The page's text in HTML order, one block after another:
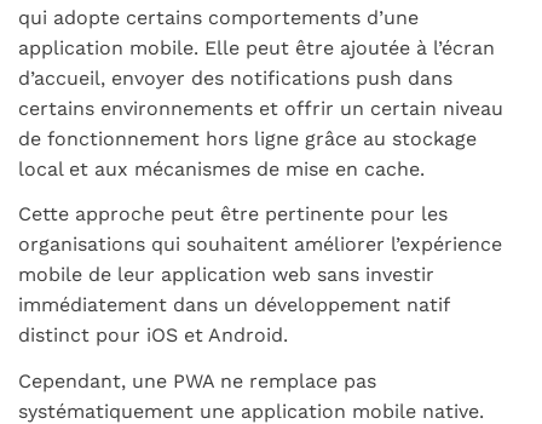
qui adopte certains comportements d’une
application mobile. Elle peut être ajoutée à l’écran
d’accueil, envoyer des notifications push dans
certains environnements et offrir un certain niveau
de fonctionnement hors ligne grâce au stockage
local et aux mécanismes de mise en cache.
Cette approche peut être pertinente pour les
organisations qui souhaitent améliorer l’expérience
mobile de leur application web sans investir
immédiatement dans un développement natif
distinct pour iOS et Android.
Cependant, une PWA ne remplace pas
systématiquement une application mobile native.